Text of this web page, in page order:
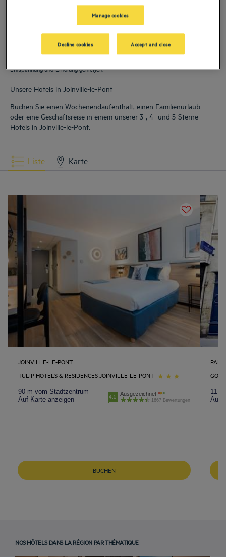
Bestes, um Ihren Aufenthalt so komfortabel wie möglich zu gestalten. Unser
Entspannung und Erholung genießen.
Unsere Hotels in Joinville-le-Pont
Buchen Sie einen Wochenendaufenthalt, einen Familienurlaub
oder eine Geschäftsreise in einem unserer 3-, 4- und 5-Sterne-
Hotels in Joinville-le-Pont.
Liste Karte
JOINVILLE-LE-PONT
TULIP HOTELS & RESIDENCES JOINVILLE-LE-PONT
90 m vom Stadtzentrum
Auf Karte anzeigen
4.5 Ausgezeichnet
1667 Bewertungen
BUCHEN
PARIS
11.4
Auf
NOS HÔTELS DANS LA RÉGION PAR THÉMATIQUE
Manage cookies
Decline cookies Accept and close